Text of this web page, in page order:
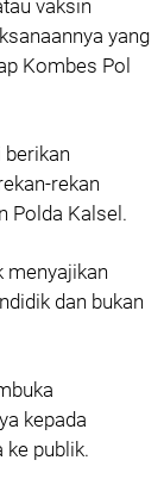
vaksin
yang
Kombes Pol
rekan
Polda Kalsel.
menyajikan
dan bukan
kepada
publik.